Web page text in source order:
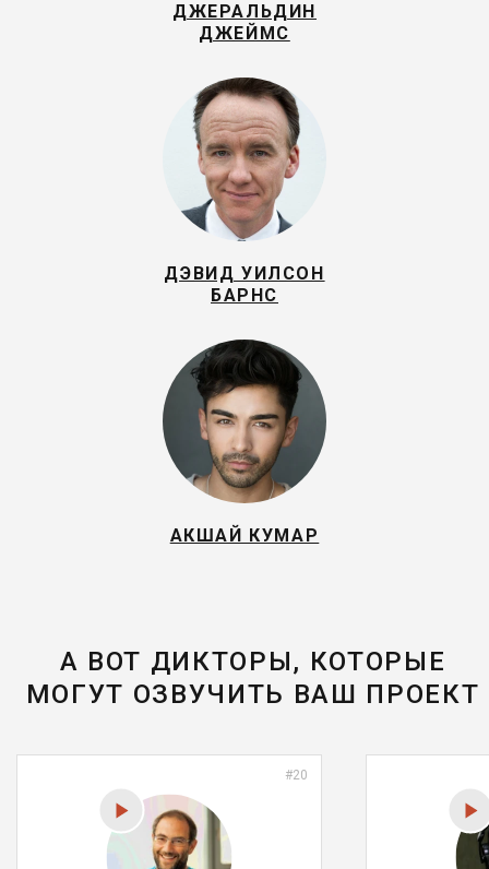
ДЖЕРАЛЬДИН
ДЖЕЙМС
ДЭВИД УИЛСОН
БАРНС
АКШАЙ КУМАР
А ВОТ ДИКТОРЫ, КОТОРЫЕ
МОГУТ ОЗВУЧИТЬ ВАШ ПРОЕКТ
#20